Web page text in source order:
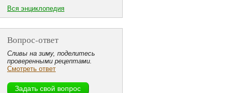
Вся энциклопедия
Вопрос-ответ
Сливы на зиму, поделитесь
проверенными рецептами.
Смотреть ответ